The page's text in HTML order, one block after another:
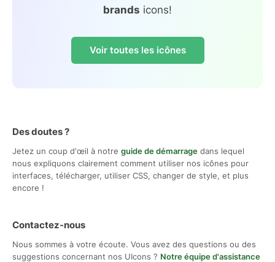
brands icons!
Voir toutes les icônes
Des doutes ?
Jetez un coup d'œil à notre guide de démarrage dans lequel
nous expliquons clairement comment utiliser nos icônes pour
interfaces, télécharger, utiliser CSS, changer de style, et plus
encore !
Contactez-nous
Nous sommes à votre écoute. Vous avez des questions ou des
suggestions concernant nos UIcons ? Notre équipe d'assistance